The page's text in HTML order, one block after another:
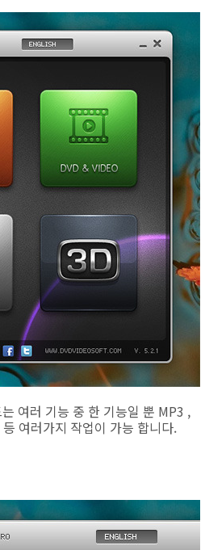
여러 기능 중 한 기능일 뿐 MP3 ,
여러가지 작업이 가능 합니다.